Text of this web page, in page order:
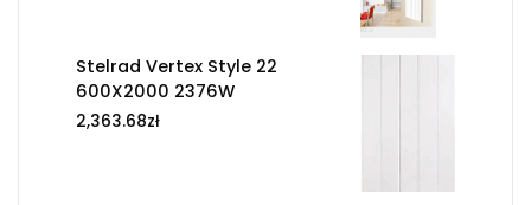
Stelrad Vertex Style 22
600X2000 2376W
2,363.68zł